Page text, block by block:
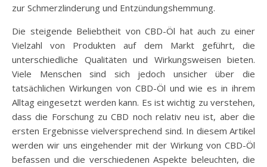
zur Schmerzlinderung und Entzündungshemmung.
Die steigende Beliebtheit von CBD-Öl hat auch zu einer
Vielzahl von Produkten auf dem Markt geführt, die
unterschiedliche Qualitäten und Wirkungsweisen bieten.
Viele Menschen sind sich jedoch unsicher über die
tatsächlichen Wirkungen von CBD-Öl und wie es in ihrem
Alltag eingesetzt werden kann. Es ist wichtig zu verstehen,
dass die Forschung zu CBD noch relativ neu ist, aber die
ersten Ergebnisse vielversprechend sind. In diesem Artikel
werden wir uns eingehender mit der Wirkung von CBD-Öl
befassen und die verschiedenen Aspekte beleuchten, die